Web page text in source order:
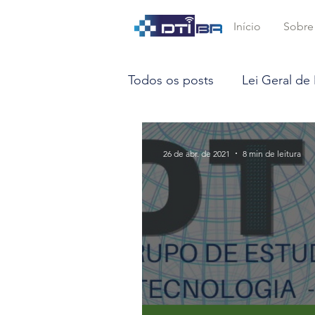
Início Sobre
Todos os posts Lei Geral
DTIBR na mídia Coluna
Blockchain Proteção de
Direito Concorrencial
Computação e Algoritmos
26 de abr. de 2021 8 min de leitura